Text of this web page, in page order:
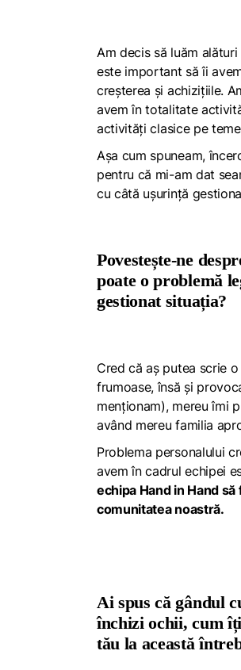
Am decis să luăm
este important să îi
creșterea și achizițiile.
avem în totalitate
activități clasice pe
Așa cum spuneam,
pentru că mi-am dat
cu câtă ușurință
Povestește-ne
poate o problemă
gestionat situația?
Cred că aș putea scrie
frumoase, însă și
menționam), mereu îmi
având mereu familia
Problema personalului
avem în cadrul echipei
echipa Hand in Hand să
comunitatea noastră.
Ai spus că gândul
închizi ochii, cum
tău la această